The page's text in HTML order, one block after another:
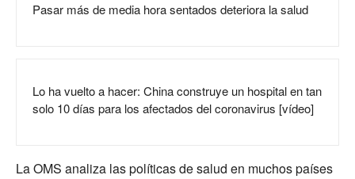
Pasar más de media hora sentados deteriora la salud
Lo ha vuelto a hacer: China construye un hospital en tan
solo 10 días para los afectados del coronavirus [vídeo]
La OMS analiza las políticas de salud en muchos países